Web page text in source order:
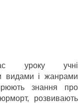
уроку учні
видами і жанрами
знання про
розвивають